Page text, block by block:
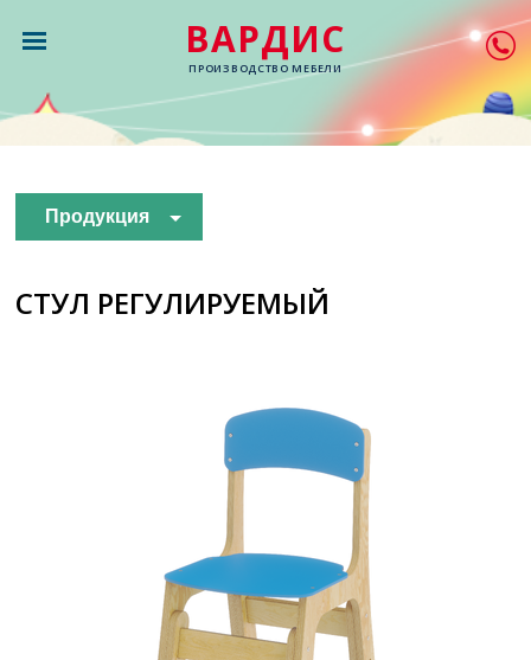
ВАРДИС
ПРОИЗВОДСТВО МЕБЕЛИ
Продукция
СТУЛ РЕГУЛИРУЕМЫЙ